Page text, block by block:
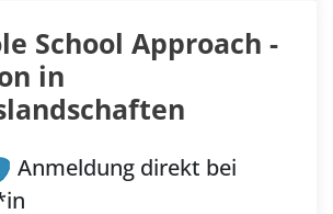
School Approach -
in
Anmeldung direkt bei